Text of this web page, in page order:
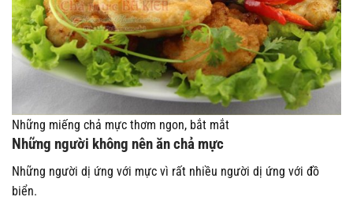
Những miếng chả mực thơm ngon, bắt mắt
Những người không nên ăn chả mực
Những người dị ứng với mực vì rất nhiều người dị ứng với đồ
biển.